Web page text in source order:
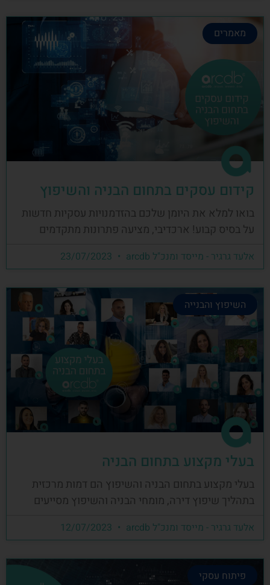
מאמרים
קידום עסקים בתחום הבניה והשיפוץ
בואו למלא את היומן שלכם בהזדמנויות עסקיות חדשות
על בסיס קבוע! ארכדיבי, מציעה פתרונות מתקדמים
אלעד גרגיר - מייסד ומנכ"ל arcdb
השיפוץ והבנייה
בעלי מקצוע בתחום הבניה
בעלי מקצוע בתחום הבניה והשיפוץ הם דמות מרכזית
בתהליך שיפוץ דירה, מומחי הבניה והשיפוץ מסייעים
אלעד גרגיר - מייסד ומנכ"ל arcdb
פיתוח עסקי